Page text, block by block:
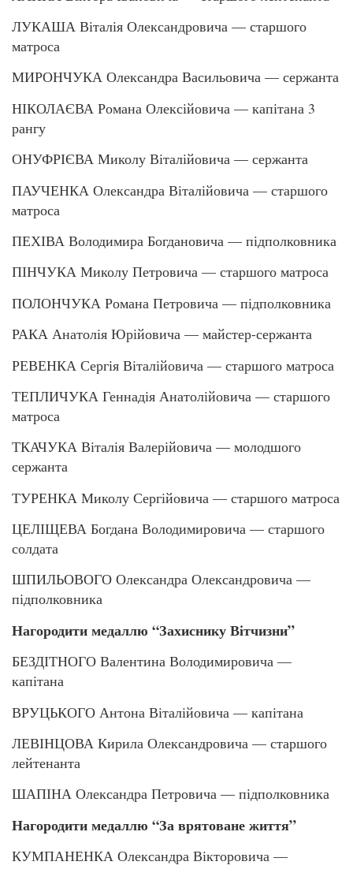
ЛУКАША Віталія Олександровича — старшого
матроса
МИРОНЧУКА Олександра Васильовича — сержанта
НІКОЛАЄВА Романа Олексійовича — капітана 3
рангу
ОНУФРІЄВА Миколу Віталійовича — сержанта
ПАУЧЕНКА Олександра Віталійовича — старшого
матроса
ПЕХІВА Володимира Богдановича — підполковника
ПІНЧУКА Миколу Петровича — старшого матроса
ПОЛОНЧУКА Романа Петровича — підполковника
РАКА Анатолія Юрійовича — майстер-сержанта
РЕВЕНКА Сергія Віталійовича — старшого матроса
ТЕПЛИЧУКА Геннадія Анатолійовича — старшого
матроса
ТКАЧУКА Віталія Валерійовича — молодшого
сержанта
ТУРЕНКА Миколу Сергійовича — старшого матроса
ЦЕЛІЩЕВА Богдана Володимировича — старшого
солдата
ШПИЛЬОВОГО Олександра Олександровича —
підполковника
Нагородити медаллю “Захиснику Вітчизни”
БЕЗДІТНОГО Валентина Володимировича —
капітана
ВРУЦЬКОГО Антона Віталійовича — капітана
ЛЕВІНЦОВА Кирила Олександровича — старшого
лейтенанта
ШАПІНА Олександра Петровича — підполковника
Нагородити медаллю “За врятоване життя”
КУМПАНЕНКА Олександра Вікторовича —